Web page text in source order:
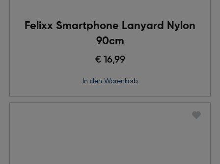
Felixx Smartphone Lanyard Nylon
90cm
€ 16,99
in den Warenkorb